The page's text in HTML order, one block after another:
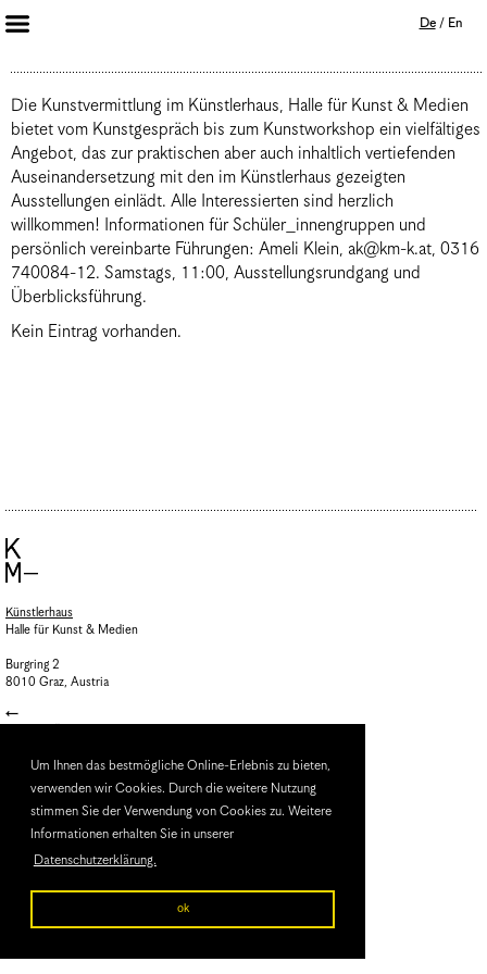
Um Ihnen das bestmögliche Online-Erlebnis zu bieten,
verwenden wir Cookies. Durch die weitere Nutzung
stimmen Sie der Verwendung von Cookies zu. Weitere
Informationen erhalten Sie in unserer
Datenschutzerklärung.
ok
Artists 2013 – 2020
Journal
Mission
Institution
Impressum
Datenschutz
Unterstützer
Bookshop
De/ En
Die Kunstvermittlung im Künstlerhaus, Halle für Kunst & Medien
bietet vom Kunstgespräch bis zum Kunstworkshop ein vielfältiges
Angebot, das zur praktischen aber auch inhaltlich vertiefenden
Auseinandersetzung mit den im Künstlerhaus gezeigten
Ausstellungen einlädt. Alle Interessierten sind herzlich
willkommen! Informationen für Schüler_innengruppen und
persönlich vereinbarte Führungen: Ameli Klein, ak@km-k.at, 0316
740084-12. Samstags, 11:00, Ausstellungsrundgang und
Überblicksführung.
Kein Eintrag vorhanden.
Künstlerhaus
Halle für Kunst & Medien
Burgring 2
8010 Graz, Austria